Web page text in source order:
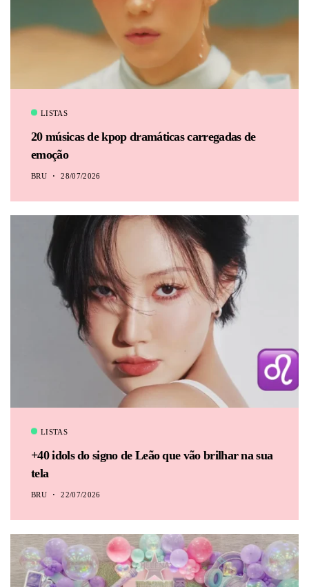
BRU
LISTAS
20 músicas de kpop dramáticas carregadas de
emoção
BRU 28/07/2026
LISTAS
+40 idols do signo de Leão que vão brilhar na sua
tela
BRU 22/07/2026